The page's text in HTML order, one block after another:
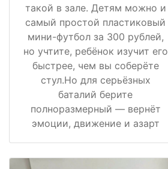
такой в зале. Детям можно и
самый простой пластиковый
мини-футбол за 300 рублей,
но учтите, ребёнок изучит его
быстрее, чем вы соберёте
стул.Но для серьёзных
баталий берите
полноразмерный — вернёт
эмоции, движение и азарт